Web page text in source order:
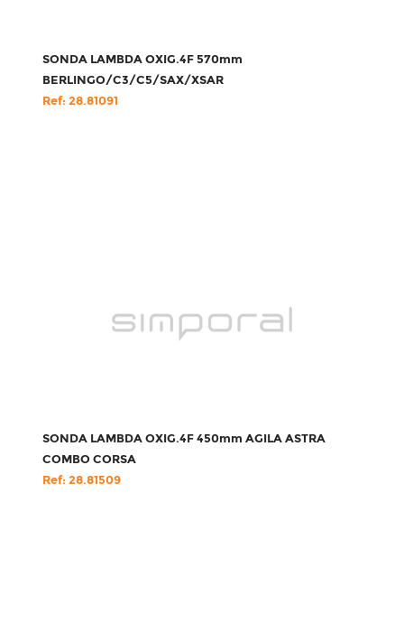
SONDA LAMBDA OXIG.4F 570mm
BERLINGO/C3/C5/SAX/XSAR
Ref: 28.81091
SONDA LAMBDA OXIG.4F 450mm AGILA ASTRA
COMBO CORSA
Ref: 28.81509